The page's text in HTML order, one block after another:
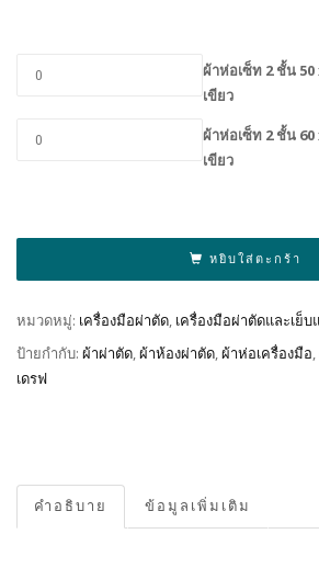
ผ้าห่อเซ็ท 2 ชั้น 50
เขียว
ผ้าห่อเซ็ท 2 ชั้น 60
เขียว
หยิบใส่ตะกร้า
หมวดหมู่: เครื่องมือผ่าตัด เครื่องมือผ่าตัดและเย็บ
ป้ายกำกับ: ผ้าผ่าตัด,ผ้าห้องผ่าตัด,ผ้าห่อเครื่องมือ,
เดรฟ
คำอธิบาย ข้อมูลเพิ่มเติม